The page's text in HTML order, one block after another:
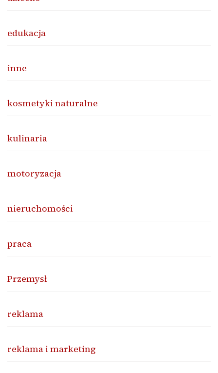
edukacja
inne
kosmetyki naturalne
kulinaria
motoryzacja
nieruchomości
praca
Przemysł
reklama
reklama i marketing